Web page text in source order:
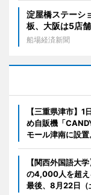
淀屋橋ステーシ
板、大阪は5店
船場経済新聞
【三重県津市】
め自販機「
モール津南に設置
【関西外国語大
の4,000人を超え
最後、8月22日（